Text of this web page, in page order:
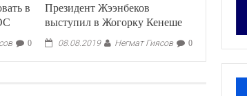
в
0
Президент Жээнбеков
выступил в Жогорку Кенеше
08.08.2019 Негмат Гиясов 0